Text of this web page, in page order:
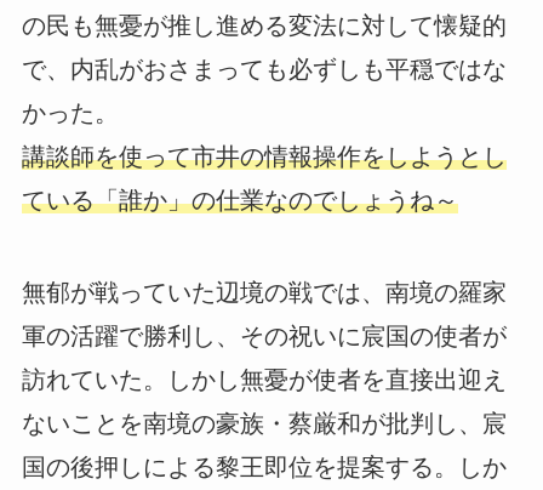
の民も無憂が推し進める変法に対して懐疑的
で、内乱がおさまっても必ずしも平穏ではな
かった。
講談師を使って市井の情報操作をしようとし
ている「誰か」の仕業なのでしょうね～
無郁が戦っていた辺境の戦では、南境の羅家
軍の活躍で勝利し、その祝いに宸国の使者が
訪れていた。しかし無憂が使者を直接出迎え
ないことを南境の豪族・蔡厳和が批判し、宸
国の後押しによる黎王即位を提案する。しか